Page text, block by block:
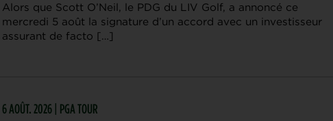
Alors que Scott O’Neil, le PDG du LIV Golf, a annoncé ce
mercredi 5 août la signature d’un accord avec un investisseur
assurant de facto […]
6 AOÛT. 2026 | PGA TOUR